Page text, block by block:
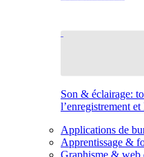
Son & éclairage:
l’enregistrement et
Applications de
Apprentissage &
Graphisme & web